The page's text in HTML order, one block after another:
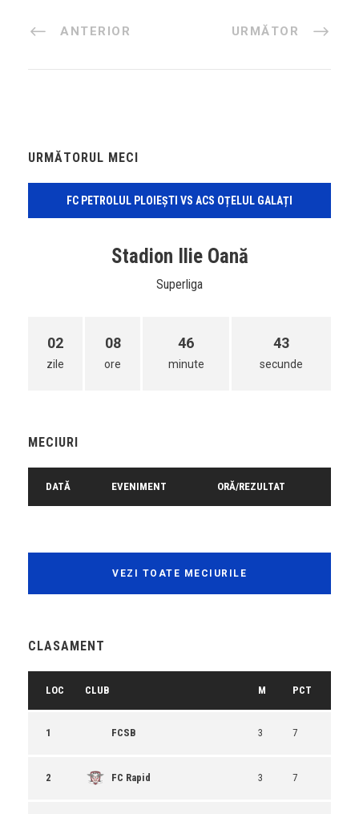
ANTERIOR URMĂTOR
URMĂTORUL MECI
FC PETROLUL PLOIEȘTI VS ACS OȚELUL GALAȚI
Stadion Ilie Oană
Superliga
02
zile
08
ore
46
minute
43
secunde
MECIURI
DATĂ EVENIMENT ORĂ/REZULTAT
VEZI TOATE MECIURILE
CLASAMENT
LOC CLUB M PCT
1 FCSB 3 7
2 FC Rapid 3 7